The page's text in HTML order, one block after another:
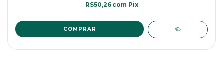
R$50,26 com Pix